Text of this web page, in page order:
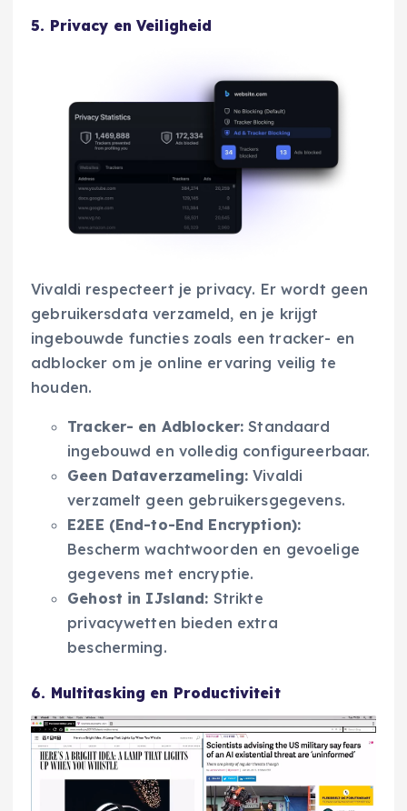
5. Privacy en Veiligheid
Vivaldi respecteert je privacy. Er wordt geen
gebruikersdata verzameld, en je krijgt
ingebouwde functies zoals een tracker- en
adblocker om je online ervaring veilig te
houden.
Tracker- en Adblocker: Standaard
ingebouwd en volledig configureerbaar.
Geen Dataverzameling: Vivaldi
verzamelt geen gebruikersgegevens.
E2EE (End-to-End Encryption):
Bescherm wachtwoorden en gevoelige
gegevens met encryptie.
Gehost in IJsland: Strikte
privacywetten bieden extra
bescherming.
6. Multitasking en Productiviteit